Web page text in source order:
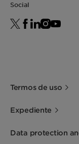
Social
Termos de uso
Expediente
Data protection